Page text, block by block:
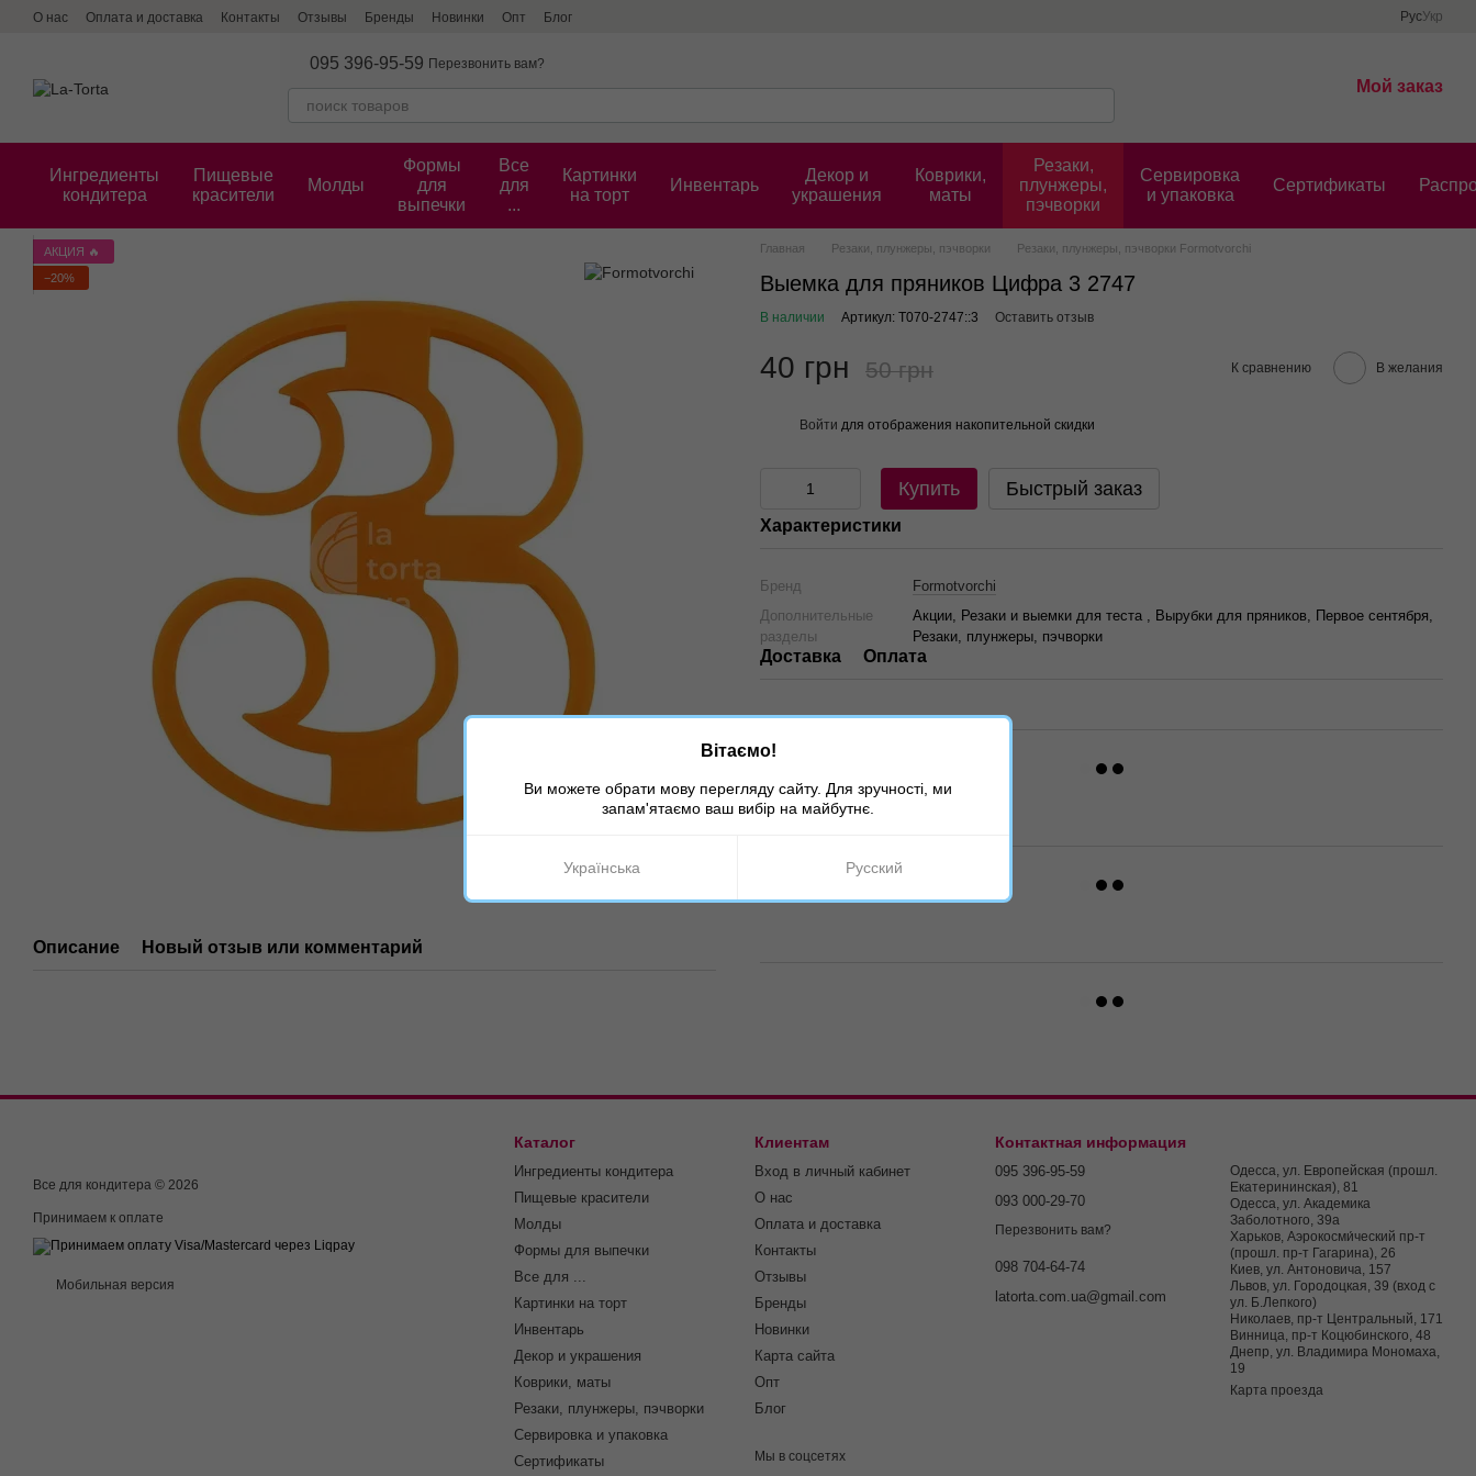
Перейти к основному контенту
О нас Оплата и доставка Контакты Отзывы Бренды Новинки Опт Блог РусУкр
095 396-95-59 Перезвонить вам?
Мой заказ
Ингредиенты
кондитера
Пищевые
красители
Молды
Формы
для
выпечки
Все
для
...
Картинки
на торт
Инвентарь
Декор и
украшения
Коврики,
маты
Резаки,
плунжеры,
пэчворки
Сервировка
и упаковка
Cертификаты
АКЦИЯ 🔥
−20%
Описание Новый отзыв или комментарий
Главная Резаки, плунжеры, пэчворки Резаки, плунжеры, пэчворки Formotvorchi
Выемка для пряников Цифра 3 2747
В наличии Артикул: Т070-2747::3 Оставить отзыв
40 грн 50 грн К сравнению В желания
Войти для отображения накопительной скидки
Купить Быстрый заказ
Характеристики
Бренд
Formotvorchi
Дополнительные
разделы
Акции, Резаки и выемки для теста , Вырубки для пряников, Первое сентября,
Резаки, плунжеры, пэчворки
Доставка Оплата
Все для кондитера © 2026
Принимаем к оплате
Мобильная версия
Каталог
Ингредиенты кондитера
Пищевые красители
Молды
Формы для выпечки
Все для ...
Картинки на торт
Инвентарь
Декор и украшения
Коврики, маты
Резаки, плунжеры, пэчворки
Сервировка и упаковка
Cертификаты
Клиентам
Вход в личный кабинет
О нас
Оплата и доставка
Контакты
Отзывы
Бренды
Новинки
Карта сайта
Опт
Блог
Мы в соцсетях
Контактная информация
095 396-95-59
093 000-29-70
Перезвонить вам?
098 704-64-74
latorta.com.ua@gmail.com
Одесса, ул. Европейская (прошл.
Екатерининская), 81
Одесса, ул. Академика
Заболотного, 39а
Харьков, Аэрокосми́ческий пр-т
(прошл. пр-т Гагарина), 26
Киев, ул. Антоновича, 157
Львов, ул. Городоцкая, 39 (вход с
ул. Б.Лепкого)
Николаев, пр-т Центральный, 171
Винница, пр-т Коцюбинского, 48
Днепр, ул. Владимира Мономаха,
19
Карта проезда
Вітаємо!
Ви можете обрати мову перегляду сайту. Для зручності, ми
запам'ятаємо ваш вибір на майбутнє.
Українська Русский